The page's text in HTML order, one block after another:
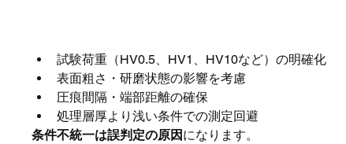
試験荷重（HV0.5、HV1、HV10など）の明確化
表面粗さ・研磨状態の影響を考慮
圧痕間隔・端部距離の確保
処理層厚より浅い条件での測定回避
条件不統一は誤判定の原因 になります。